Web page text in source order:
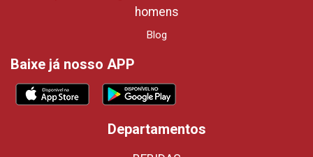
homens
Blog
Baixe já nosso APP
Departamentos